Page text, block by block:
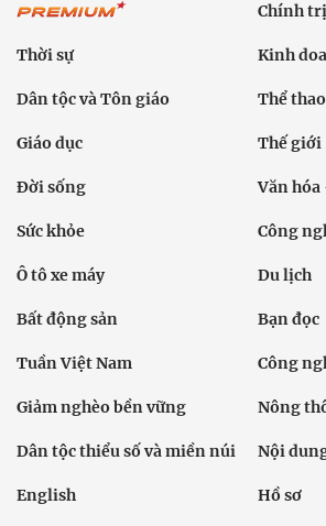
Chính trị
Thời sự Kinh
Dân tộc và Tôn giáo Thể thao
Giáo dục Thế giới
Đời sống Văn
Sức khỏe Công
Ô tô xe máy Du lịch
Bất động sản Bạn đọc
Tuần Việt Nam Công
Giảm nghèo bền vững Nông
Dân tộc thiểu số và miền núi Nội
English Hồ sơ